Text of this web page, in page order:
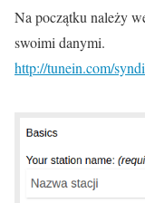
Na początku należy
swoimi danymi.
http://tunein.com/